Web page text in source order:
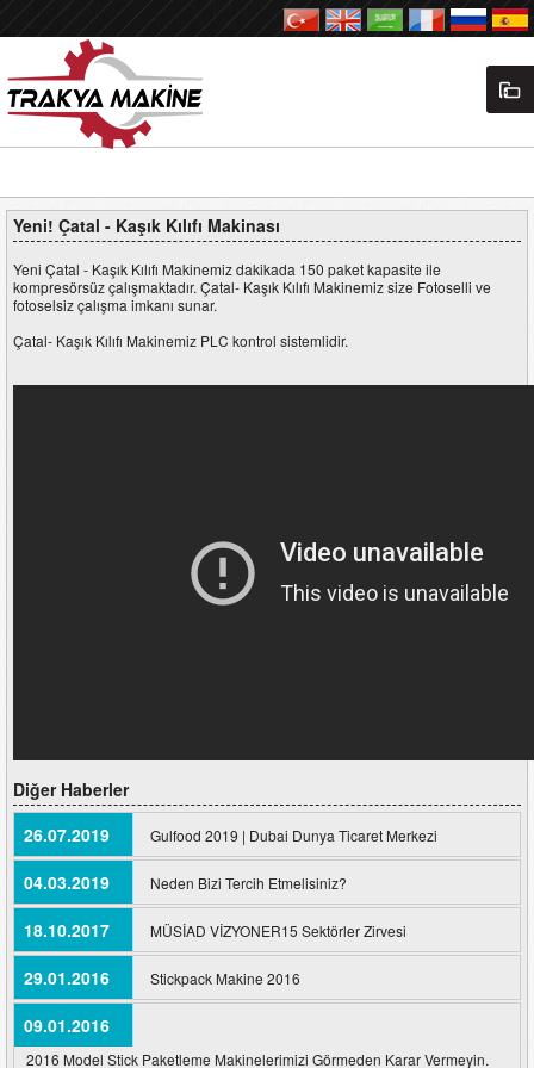
Yeni! Çatal - Kaşık Kılıfı Makinası
Yeni Çatal - Kaşık Kılıfı Makinemiz dakikada 150 paket kapasite ile
kompresörsüz çalışmaktadır. Çatal- Kaşık Kılıfı Makinemiz size Fotoselli ve
fotoselsiz çalışma imkanı sunar.
Çatal- Kaşık Kılıfı Makinemiz PLC kontrol sistemlidir.
Diğer Haberler
26.07.2019
Gulfood 2019 | Dubai Dunya Ticaret Merkezi
04.03.2019 Neden Bizi Tercih Etmelisiniz?
18.10.2017 MÜSİAD VİZYONER15 Sektörler Zirvesi
29.01.2016 Stickpack Makine 2016
09.01.2016
2016 Model Stick Paketleme Makinelerimizi Görmeden Karar Vermeyin.